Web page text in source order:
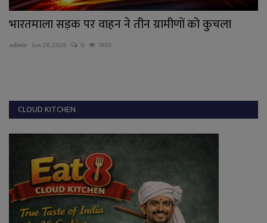
भारतमाला सड़क पर वाहन ने तीन ग्रामीणों को कुचला
admin Jun 28, 2026 0 1803
CLOUD KITCHEN